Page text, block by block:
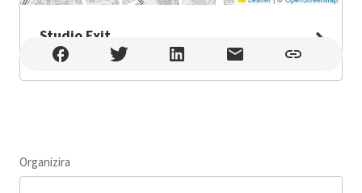
Studio Exit
Studio Exit , Zagreb
Organizira